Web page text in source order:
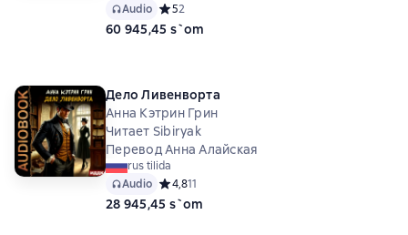
Audio Средний рейтинг 5 на основе 2 оценок
52
60 945,45 s`om
Дело Ливенворта
Анна Кэтрин Грин
Читает Sibiryak
Перевод Анна Алайская
rus tilida
Audio Средний рейтинг 4,8 на основе 11 оценок
4,811
28 945,45 s`om